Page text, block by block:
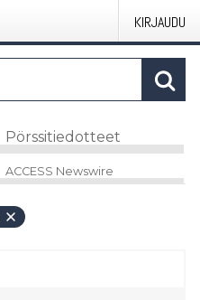
KIRJAUDU
Pörssitiedotteet
ACCESS Newswire